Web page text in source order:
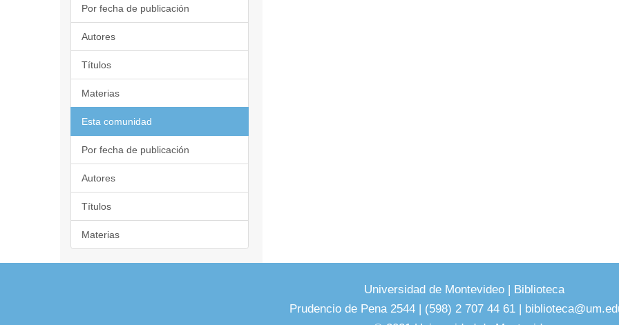
Por fecha de publicación
Autores
Títulos
Materias
Esta comunidad
Por fecha de publicación
Autores
Títulos
Materias
Universidad de Montevideo | Biblioteca
Prudencio de Pena 2544 | (598) 2 707 44 61 |